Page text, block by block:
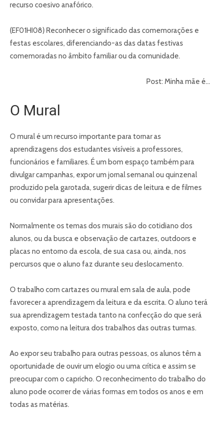
recurso coesivo anafórico.
(EF01HI08) Reconhecer o significado das comemorações e
festas escolares, diferenciando-as das datas festivas
comemoradas no âmbito familiar ou da comunidade.
Post: Minha mãe é…
O Mural
O mural é um recurso importante para tornar as
aprendizagens dos estudantes visíveis a professores,
funcionários e familiares. É um bom espaço também para
divulgar campanhas, expor um jornal semanal ou quinzenal
produzido pela garotada, sugerir dicas de leitura e de filmes
ou convidar para apresentações.
Normalmente os temas dos murais são do cotidiano dos
alunos, ou da busca e observação de cartazes, outdoors e
placas no entorno da escola, de sua casa ou, ainda, nos
percursos que o aluno faz durante seu deslocamento.
O trabalho com cartazes ou mural em sala de aula, pode
favorecer a aprendizagem da leitura e da escrita. O aluno terá
sua aprendizagem testada tanto na confecção do que será
exposto, como na leitura dos trabalhos das outras turmas.
Ao expor seu trabalho para outras pessoas, os alunos têm a
oportunidade de ouvir um elogio ou uma crítica e assim se
preocupar com o capricho. O reconhecimento do trabalho do
aluno pode ocorrer de várias formas em todos os anos e em
todas as matérias.